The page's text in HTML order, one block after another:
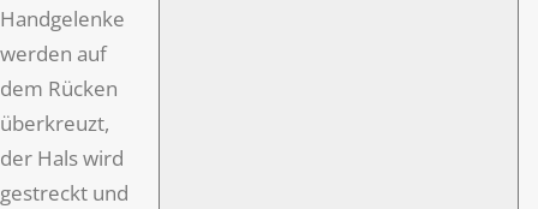
Handgelenke
werden auf
dem Rücken
überkreuzt,
der Hals wird
gestreckt und